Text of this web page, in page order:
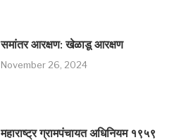
समांतर आरक्षण: खेळाडू आरक्षण
November 26, 2024
महाराष्ट्र ग्रामपंचायत अधिनियम १९५९